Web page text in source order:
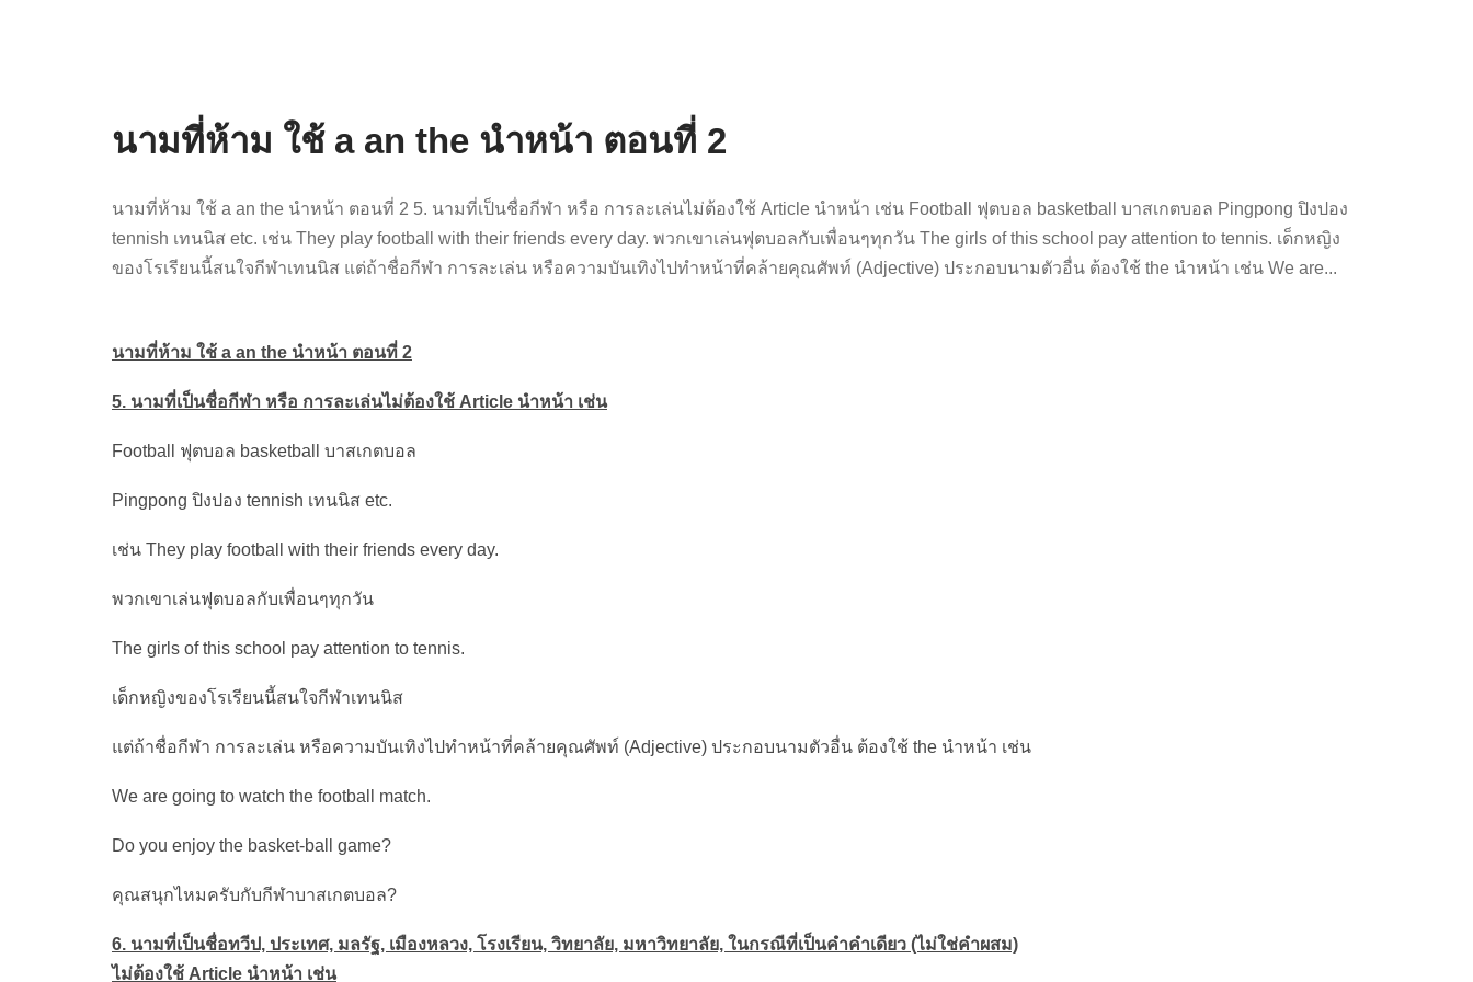
นามที่ห้าม ใช้ a an the นำหน้า ตอนที่ 2
นามที่ห้าม ใช้ a an the นำหน้า ตอนที่ 2 5. นามที่เป็นชื่อกีฬา หรือ การละเล่นไม่ต้องใช้ Article นำหน้า เช่น Football ฟุตบอล basketball บาสเกตบอล Pingpong ปิงปอง
tennish เทนนิส etc. เช่น They play football with their friends every day. พวกเขาเล่นฟุตบอลกับเพื่อนๆทุกวัน The girls of this school pay attention to tennis. เด็กหญิง
ของโรเรียนนี้สนใจกีฬาเทนนิส แต่ถ้าชื่อกีฬา การละเล่น หรือความบันเทิงไปทำหน้าที่คล้ายคุณศัพท์ (Adjective) ประกอบนามตัวอื่น ต้องใช้ the นำหน้า เช่น We are...
นามที่ห้าม ใช้ a an the นำหน้า ตอนที่ 2
5. นามที่เป็นชื่อกีฬา หรือ การละเล่นไม่ต้องใช้ Article นำหน้า เช่น
Football ฟุตบอล basketball บาสเกตบอล
Pingpong ปิงปอง tennish เทนนิส etc.
เช่น They play football with their friends every day.
พวกเขาเล่นฟุตบอลกับเพื่อนๆทุกวัน
The girls of this school pay attention to tennis.
เด็กหญิงของโรเรียนนี้สนใจกีฬาเทนนิส
แต่ถ้าชื่อกีฬา การละเล่น หรือความบันเทิงไปทำหน้าที่คล้ายคุณศัพท์ (Adjective) ประกอบนามตัวอื่น ต้องใช้ the นำหน้า เช่น
We are going to watch the football match.
Do you enjoy the basket-ball game?
คุณสนุกไหมครับกับกีฬาบาสเกตบอล?
6. นามที่เป็นชื่อทวีป, ประเทศ, มลรัฐ, เมืองหลวง, โรงเรียน, วิทยาลัย, มหาวิทยาลัย, ในกรณีที่เป็นคำคำเดียว (ไม่ใช่คำผสม)
ไม่ต้องใช้ Article นำหน้า เช่น